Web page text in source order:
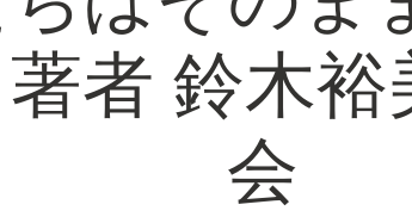
者 鈴木裕
会